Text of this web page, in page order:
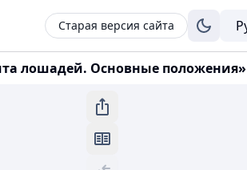
Старая версия сайта
лошадей. Основные положения»